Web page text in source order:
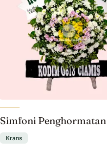
Simfoni Penghormatan
Krans